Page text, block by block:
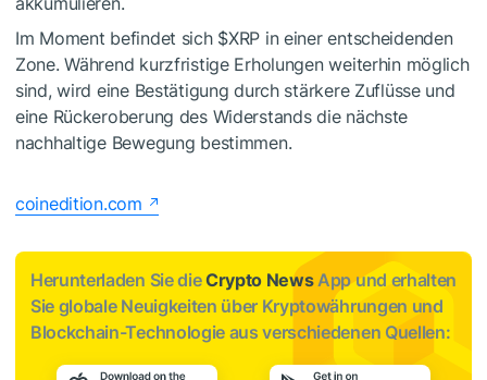
Im Moment befindet sich $XRP in einer entscheidenden
Zone. Während kurzfristige Erholungen weiterhin möglich
sind, wird eine Bestätigung durch stärkere Zuflüsse und
eine Rückeroberung des Widerstands die nächste
nachhaltige Bewegung bestimmen.
coinedition.com
Herunterladen Sie dieCrypto NewsApp und erhalten
Sie globale Neuigkeiten über Kryptowährungen und
Blockchain-Technologie aus verschiedenen Quellen: